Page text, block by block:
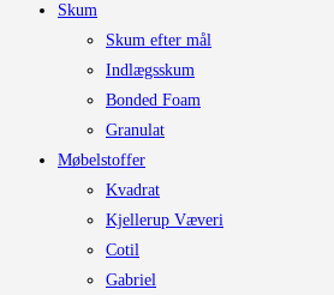
Skum
Skum efter mål
Indlægsskum
Bonded Foam
Granulat
Møbelstoffer
Kvadrat
Kjellerup Væveri
Cotil
Gabriel